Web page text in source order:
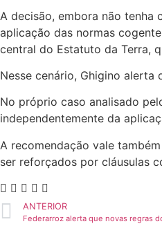
A decisão, embora não tenha
aplicação das normas
central do Estatuto da Terra,
Nesse cenário, Ghigino
No próprio caso analisado
independentemente da
A recomendação vale
ser reforçados por cláusulas
ANTERIOR
Federarroz alerta que novas regras